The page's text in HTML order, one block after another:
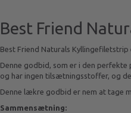
Best Friend
Best Friend Naturals
Denne godbid, som er i den
og har ingen tilsætningsstoffer, og
Denne lækre godbid er nem at tage
Sammensætning: